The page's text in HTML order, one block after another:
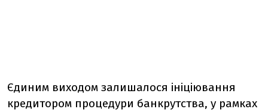
Єдиним виходом залишалося ініціювання
кредитором процедури банкрутства, у рамках